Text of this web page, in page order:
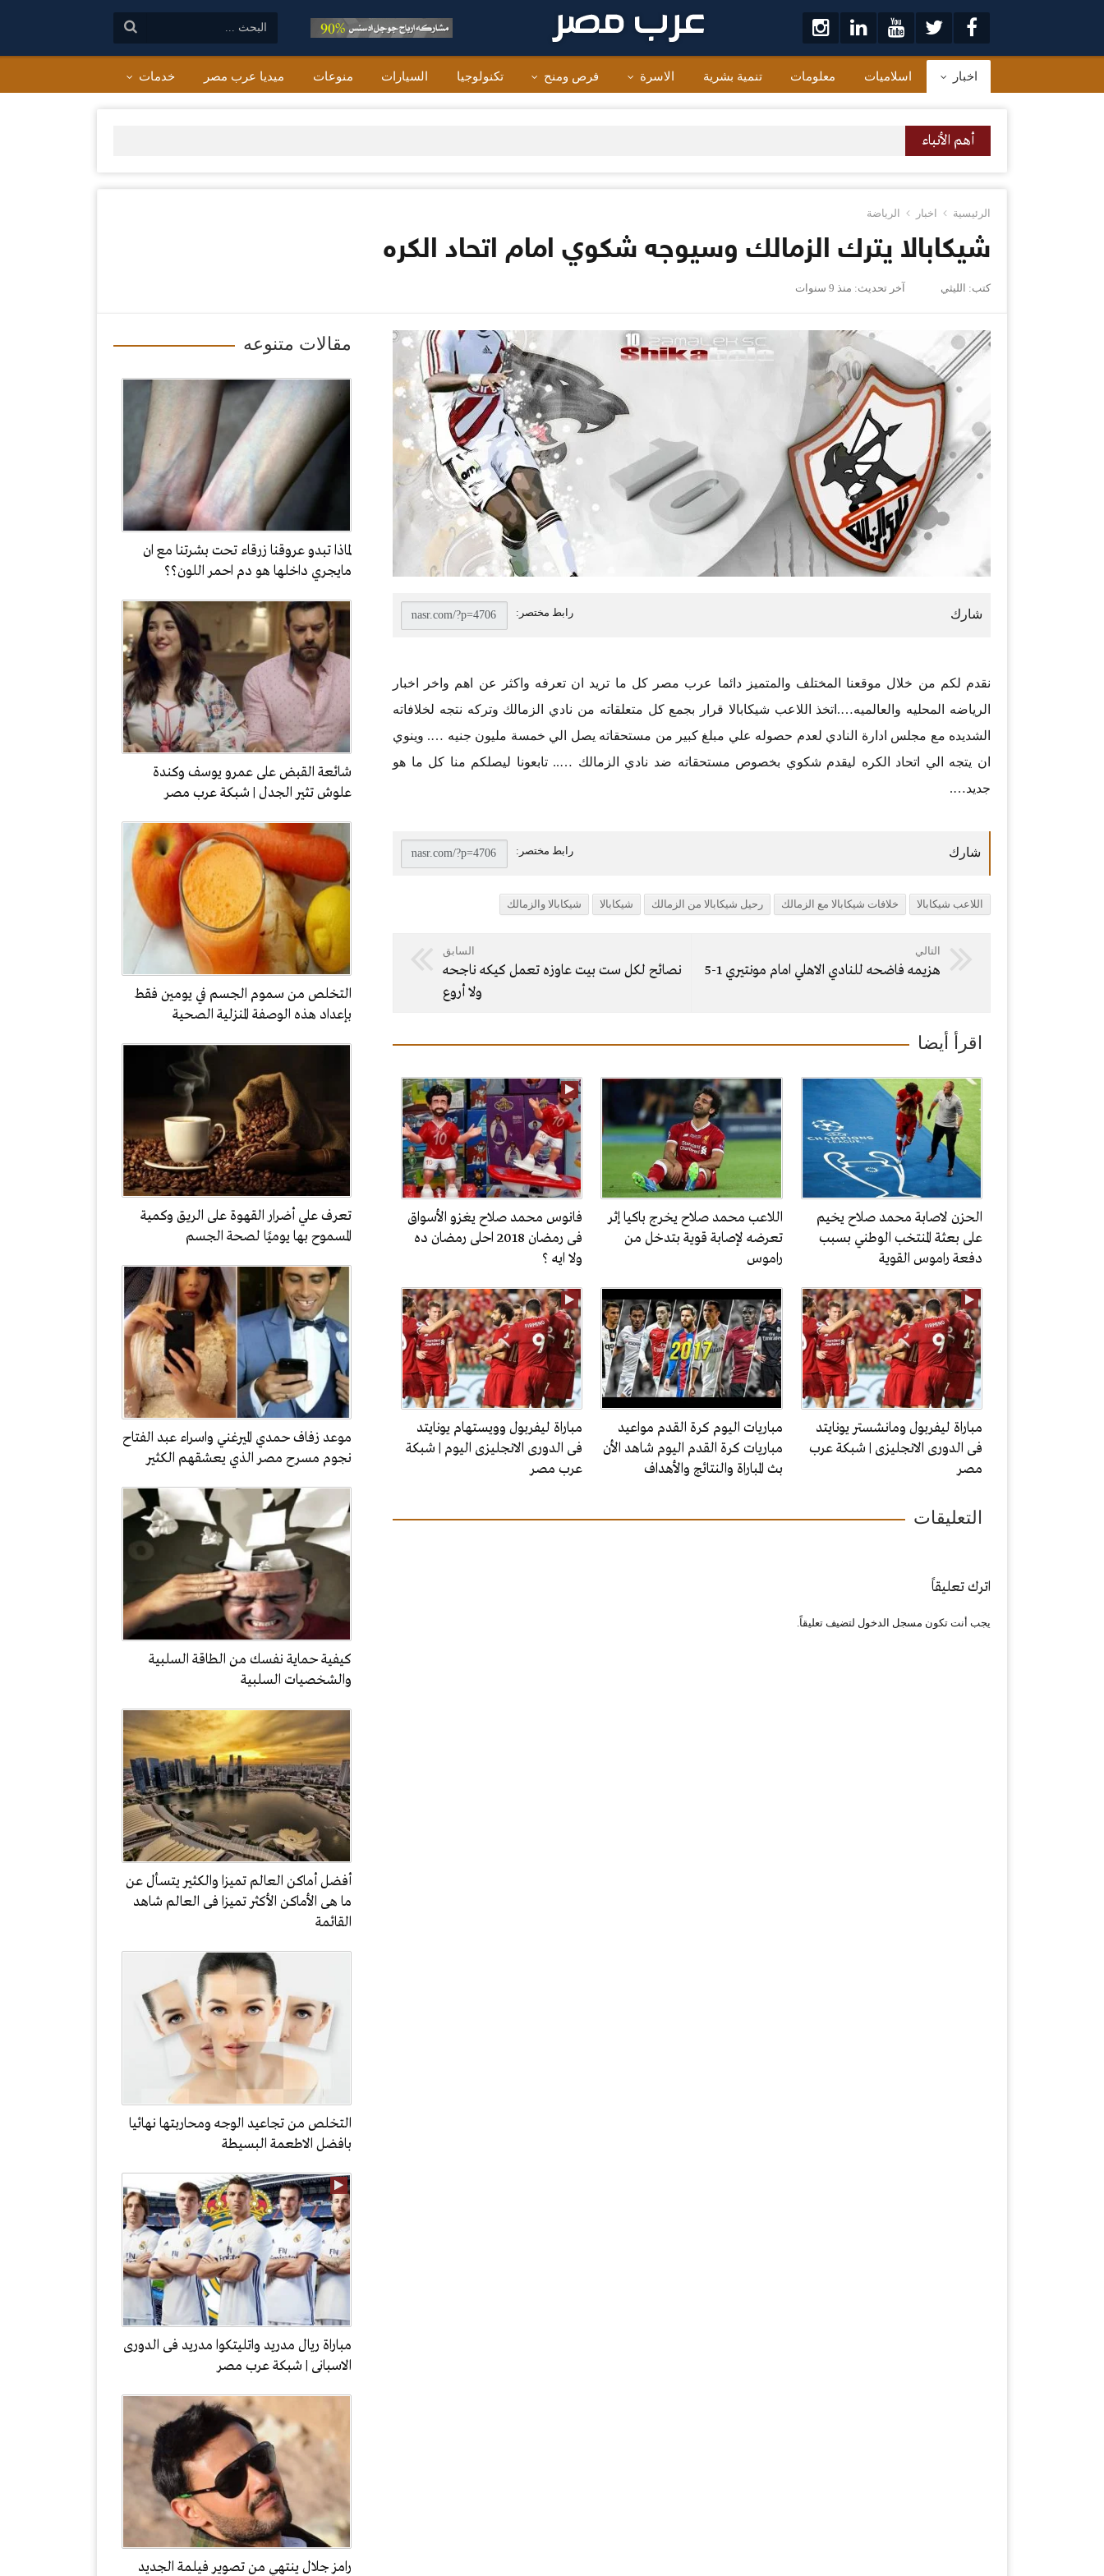
اخبار اسلاميات معلومات تنمية بشرية الاسرة فرص ومنح تكنولوجيا السيارات منوعات ميديا عرب مصر خدمات
أهم الأنباء
الرئيسية اخبار الرياضة
شيكابالا يترك الزمالك وسيوجه شكوي امام اتحاد الكره
كتب: الليثي آخر تحديث: منذ 9 سنوات
مقالات متنوعه
لماذا تبدو عروقنا زرقاء تحت بشرتنا مع ان
مايجري داخلها هو دم احمر اللون؟؟
شائعة القبض على عمرو يوسف وكندة
علوش تثير الجدل | شبكة عرب مصر
التخلص من سموم الجسم في يومين فقط
بإعداد هذه الوصفة المنزلية الصحية
تعرف علي أضرار القهوة على الريق وكمية
المسموح بها يوميًا لصحة الجسم
موعد زفاف حمدي الميرغني واسراء عبد الفتاح
نجوم مسرح مصر الذي يعشقهم الكثير
كيفية حماية نفسك من الطاقة السلبية
والشخصيات السلبية
أفضل أماكن العالم تميزا والكثير يتسأل عن
ما هى الأماكن الأكثر تميزا فى العالم شاهد
القائمة
التخلص من تجاعيد الوجه ومحاربتها نهائيا
بافضل الاطعمة البسيطة
مباراة ريال مدريد واتليتكوا مدريد فى الدورى
الاسبانى | شبكة عرب مصر
رامز جلال ينتهي من تصوير فيلمة الجديد
نقدم لكم من خلال موقعنا المختلف والمتميز دائما عرب مصر كل ما تريد ان تعرفه واكثر عن اهم واخر اخبار
الرياضه المحليه والعالميه….اتخذ اللاعب شيكابالا قرار بجمع كل متعلقاته من نادي الزمالك وتركه نتجه لخلافاته
الشديده مع مجلس ادارة النادي لعدم حصوله علي مبلغ كبير من مستحقاته يصل الي خمسة مليون جنيه …. وينوي
ان يتجه الي اتحاد الكره ليقدم شكوي بخصوص مستحقاته ضد نادي الزمالك ….. تابعونا ليصلكم منا كل ما هو
جديد….
اللاعب شيكابالا خلافات شيكابالا مع الزمالك رحيل شيكابالا من الزمالك شيكابالا شيكابالا والزمالك
التالي
هزيمه فاضحه للنادي الاهلي امام مونتيري 1-5
السابق
نصائح لكل ست بيت عاوزه تعمل كيكه ناجحه
ولا أروع
اقرأ أيضا
الحزن لاصابة محمد صلاح يخيم
على بعثة المنتخب الوطني بسبب
دفعة راموس القوية
اللاعب محمد صلاح يخرج باكيا إثر
تعرضه لإصابة قوية بتدخل من
راموس
فانوس محمد صلاح يغزو الأسواق
فى رمضان 2018 احلى رمضان ده
ولا ايه ؟
مباراة ليفربول ومانشستر يونايتد
فى الدورى الانجليزى | شبكة عرب
مصر
مباريات اليوم كرة القدم مواعيد
مباريات كرة القدم اليوم شاهد الأن
بث المباراة والنتائج والأهداف
مباراة ليفربول وويستهام يونايتد
فى الدورى الانجليزى اليوم | شبكة
عرب مصر
التعليقات
اترك تعليقاً
يجب أنت تكون مسجل الدخول لتضيف تعليقاً.